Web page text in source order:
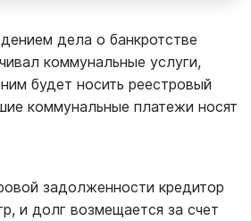
дела о банкротстве
коммунальные услуги,
будет носить реестровый
коммунальные платежи носят
задолженности кредитор
и долг возмещается за счет